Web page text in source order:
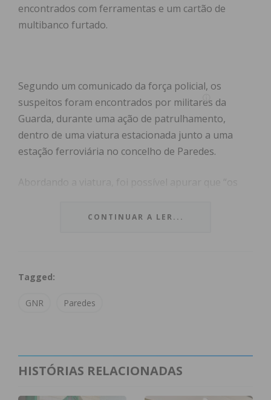
encontrados com ferramentas e um cartão de
multibanco furtado.
Segundo um comunicado da força policial, os
suspeitos foram encontrados por militares da
Guarda, durante uma ação de patrulhamento,
dentro de uma viatura estacionada junto a uma
estação ferroviária no concelho de Paredes.
Abordando a viatura, foi possível apurar que “os
fendas utilizada para quebrar vidros, dois pares de
remetidos ao Tribunal Judicial de Paredes.
CONTINUAR A LER...
Tagged:
GNR Paredes
HISTÓRIAS RELACIONADAS